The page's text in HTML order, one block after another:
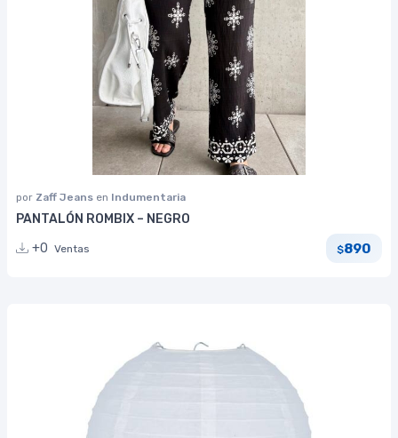
por Zaff Jeans en Indumentaria
PANTALÓN ROMBIX – NEGRO
+0 Ventas $890